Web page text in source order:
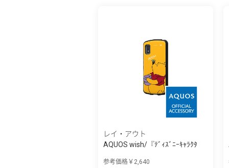
レイ・アウト
AQUOS wish/『ﾃﾞｨｽﾞﾆｰｷｬﾗｸﾀ
参考価格￥2,640